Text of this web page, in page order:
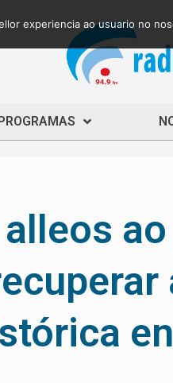
experiencia ao usuario no